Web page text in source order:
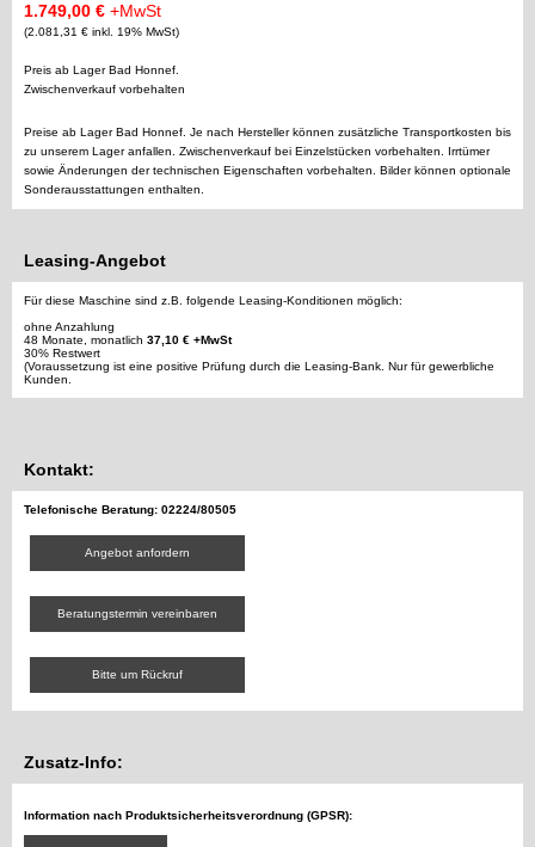
1.749,00 € +MwSt
(2.081,31 € inkl. 19% MwSt)
Preis ab Lager Bad Honnef.
Zwischenverkauf vorbehalten
Preise ab Lager Bad Honnef. Je nach Hersteller können zusätzliche Transportkosten bis
zu unserem Lager anfallen. Zwischenverkauf bei Einzelstücken vorbehalten. Irrtümer
sowie Änderungen der technischen Eigenschaften vorbehalten. Bilder können optionale
Sonderausstattungen enthalten.
Leasing-Angebot
Für diese Maschine sind z.B. folgende Leasing-Konditionen möglich:
ohne Anzahlung
48 Monate, monatlich 37,10 € +MwSt
30% Restwert
(Voraussetzung ist eine positive Prüfung durch die Leasing-Bank. Nur für gewerbliche
Kunden.
Kontakt:
Telefonische Beratung: 02224/80505
Angebot anfordern
Beratungstermin vereinbaren
Bitte um Rückruf
Zusatz-Info:
Information nach Produktsicherheitsverordnung (GPSR):